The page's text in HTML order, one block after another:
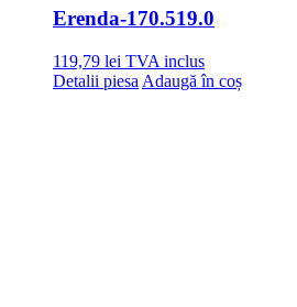
Erenda-170.519.0
119,79 lei TVA inclus
Detalii piesa Adaugă în coș